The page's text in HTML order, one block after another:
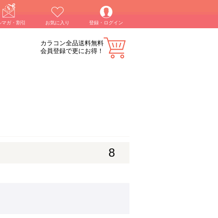
マガ・割引 お気に入り 登録・ログイン
カラコン全品送料無料
会員登録で更にお得！
8